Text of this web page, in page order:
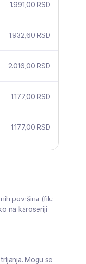
1.991,00 RSD
1.932,60 RSD
2.016,00 RSD
1.177,00 RSD
1.177,00 RSD
površina (filc
na karoseriji
Mogu se